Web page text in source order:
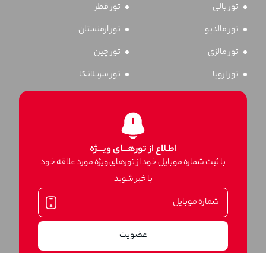
تور بالی
تور قطر
تور مالدیو
تور ارمنستان
تور مالزی
تور چین
تور اروپا
تور سریلانکا
اطـلاع از تورهـــای ویـــژه
با ثبت شماره موبایل خود از تورهای ویژه مورد علاقه خود
با خبر شوید
عضویت